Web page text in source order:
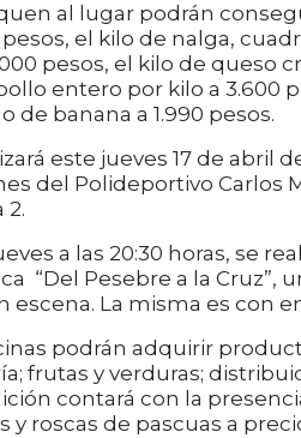
al lugar podrán
el kilo de nalga,
pesos, el kilo de queso
entero por kilo a 3.600
de banana a 1.990 pesos.
este jueves 17 de abril
del Polideportivo Carlos
2.
a las 20:30 horas, se
“Del Pesebre a la Cruz”,
escena. La misma es con
podrán adquirir
frutas y verduras;
contará con la
y roscas de pascuas a